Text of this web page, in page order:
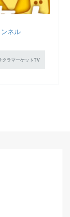
ネル
クラマーケットTV